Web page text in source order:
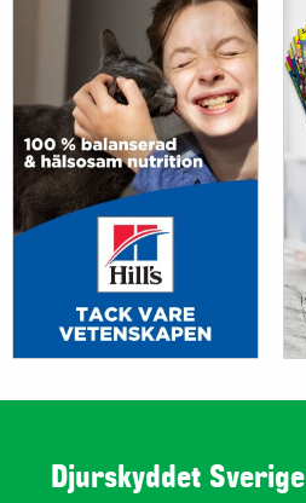
Djurskyddet Sverige